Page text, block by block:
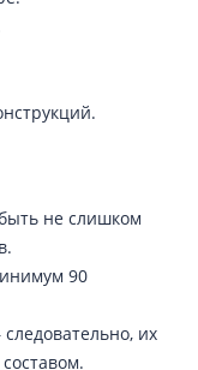
не слишком
90
их